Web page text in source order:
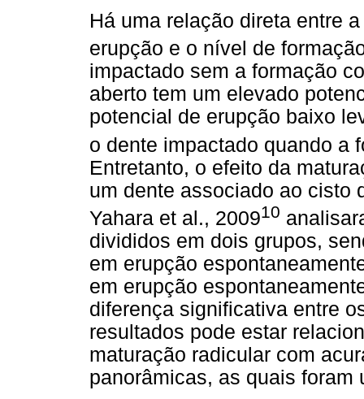
Há uma relação direta entre
erupção e o nível de
impactado sem a formação
aberto tem um elevado
potencial de erupção baixo
o dente impactado quando a
Entretanto, o efeito da
um dente associado ao cisto
Yahara et al., 200910
divididos em dois grupos,
em erupção
em erupção
diferença significativa entre
resultados pode estar
maturação radicular com
panorâmicas, as quais